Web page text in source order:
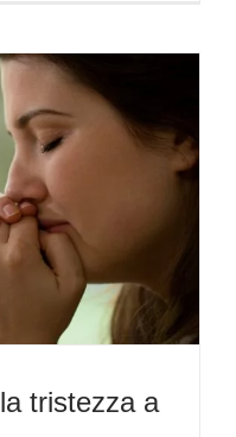
tristezza a